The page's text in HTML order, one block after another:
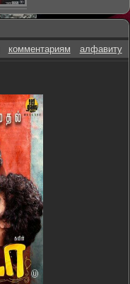
комментариям алфавиту